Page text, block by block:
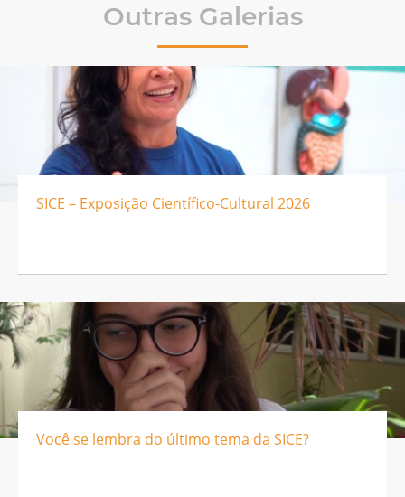
Outras Galerias
SICE – Exposição Científico-Cultural 2026
Você se lembra do último tema da SICE?